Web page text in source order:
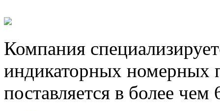
Компания
индикаторных номерных
поставляется в более